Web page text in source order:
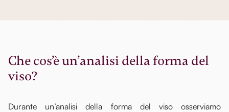
Che cos’è un’analisi della forma del
viso?
Durante un’analisi della forma del viso osserviamo